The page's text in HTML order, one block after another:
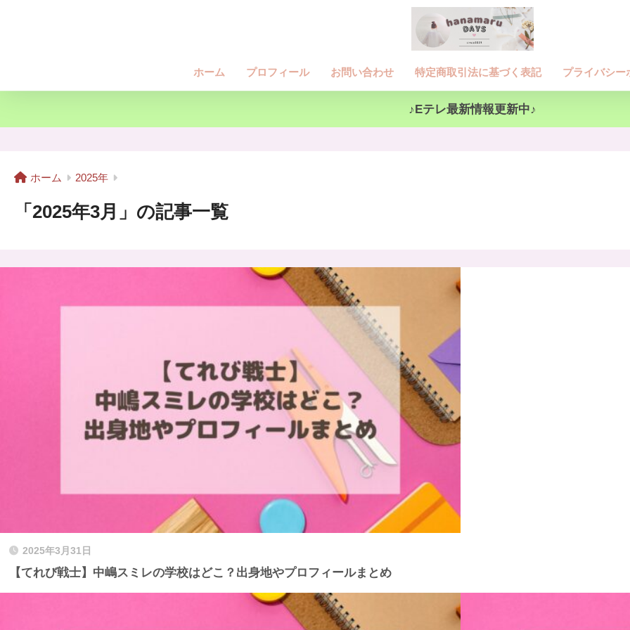
ホーム プロフィール お問い合わせ 特定商取引法に基づく表記 プライバシー
♪Eテレ最新情報更新中♪
ホーム 2025年
「2025年3月」の記事一覧
2025年3月31日
【てれび戦士】中嶋スミレの学校はどこ？出身地やプロフィールまとめ